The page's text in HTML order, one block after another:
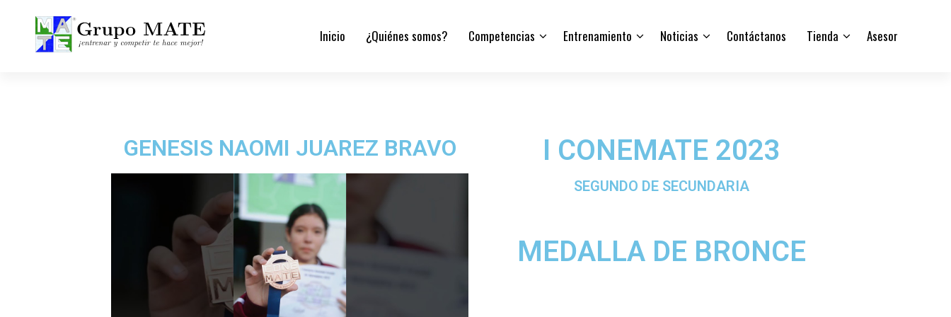
Inicio ¿Quiénes somos? Competencias Entrenamiento Noticias Contáctanos Tienda Asesor
GENESIS NAOMI JUAREZ BRAVO I CONEMATE 2023
SEGUNDO DE SECUNDARIA​
MEDALLA DE BRONCE